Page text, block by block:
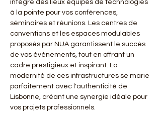
intègre des lieux équipés de technologies
à la pointe pour vos conférences,
séminaires et réunions. Les centres de
conventions et les espaces modulables
proposés par NUA garantissent le succès
de vos événements, tout en offrant un
cadre prestigieux et inspirant. La
modernité de ces infrastructures se marie
parfaitement avec l'authenticité de
Lisbonne, créant une synergie idéale pour
vos projets professionnels.